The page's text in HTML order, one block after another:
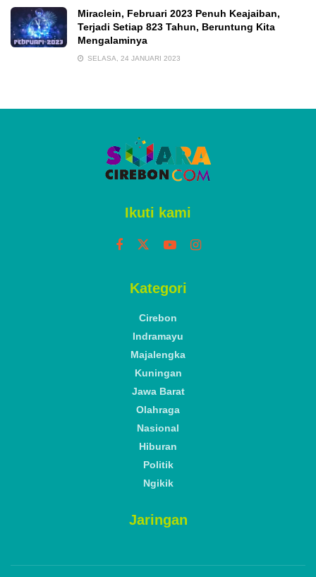
Miraclein, Februari 2023 Penuh Keajaiban,
Terjadi Setiap 823 Tahun, Beruntung Kita
Mengalaminya
SELASA, 24 JANUARI 2023
Ikuti kami
Kategori
Cirebon
Indramayu
Majalengka
Kuningan
Jawa Barat
Olahraga
Nasional
Hiburan
Politik
Ngikik
Jaringan